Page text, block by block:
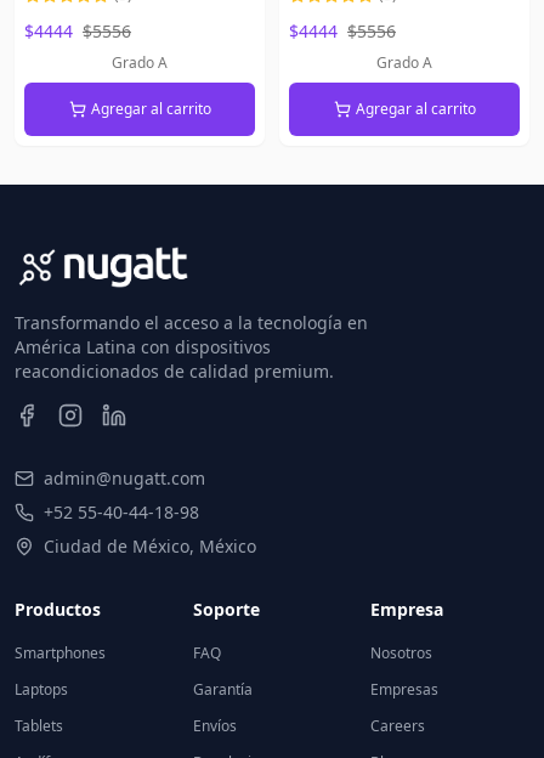
$4444 $5556
Grado A
Agregar al carrito
$4444 $5556
Grado A
Agregar al carrito
Transformando el acceso a la tecnología en
América Latina con dispositivos
reacondicionados de calidad premium.
admin@nugatt.com
+52 55-40-44-18-98
Ciudad de México, México
Productos
Smartphones
Laptops
Tablets
Soporte
FAQ
Garantía
Envíos
Empresa
Nosotros
Empresas
Careers